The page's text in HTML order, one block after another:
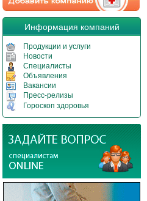
Информация компаний
Продукции и услуги
Новости
Специалисты
Объявления
Вакансии
Пресс-релизы
Гороскоп здоровья